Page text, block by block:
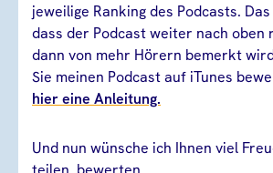
jeweilige Ranking des Podcasts.
dass der Podcast weiter nach oben
dann von mehr Hörern bemerkt
Sie meinen Podcast auf iTunes
hier eine Anleitung.
Und nun wünsche ich Ihnen viel